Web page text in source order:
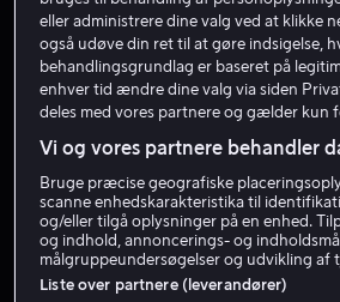
Papillon
7.2 Drama Krimi 2017 2 t.
HD
Få Viaplay
Se trailer
eller administrere dine valg ved at klikke
også udøve din ret til at gøre indsigelse,
behandlingsgrundlag er baseret på
enhver tid ændre dine valg via siden
deles med vores partnere og gælder kun
Vi og vores partnere behandler
Bruge præcise geografiske
scanne enhedskarakteristika til
og/eller tilgå oplysninger på en enhed.
og indhold, annoncerings- og
målgruppeundersøgelser og udvikling af
Liste over partnere (leverandører)